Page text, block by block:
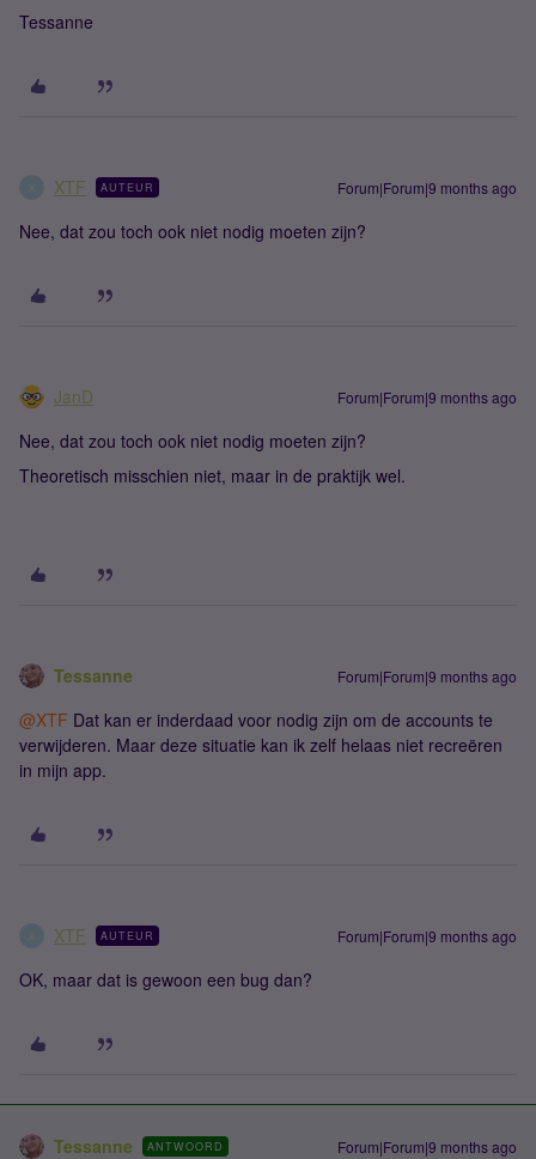
Tessanne
XTF AUTEUR Forum|Forum|9 months ago
Nee, dat zou toch ook niet nodig moeten zijn?
JanD Forum|Forum|9 months ago
Nee, dat zou toch ook niet nodig moeten zijn?
Theoretisch misschien niet, maar in de praktijk wel.
Tessanne Forum|Forum|9 months ago
@XTF Dat kan er inderdaad voor nodig zijn om de accounts te
verwijderen. Maar deze situatie kan ik zelf helaas niet recreëren
in mijn app.
XTF AUTEUR Forum|Forum|9 months ago
OK, maar dat is gewoon een bug dan?
Tessanne ANTWOORD Forum|Forum|9 months ago